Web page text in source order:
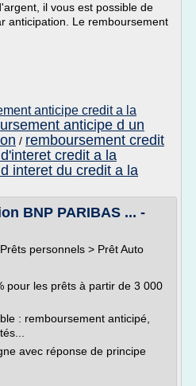
il vous est possible de
anticipation. Le remboursement
anticipe credit a la
anticipe d un
/ remboursement credit
credit a la
interet du credit a la
BNP PARIBAS ... -
personnels > Prêt Auto
pour les prêts à partir de 3 000
: remboursement anticipé,
avec réponse de principe